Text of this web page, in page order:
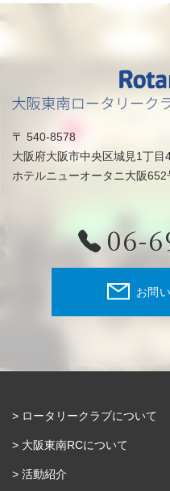
〒 540-8578
大阪府大阪市中央区城見1丁目
ホテルニューオータニ大阪652
06-
お問
ロータリークラブについて
大阪東南RCについて
活動紹介